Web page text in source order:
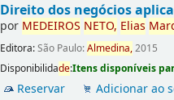
Direito dos negócios
por MEDEIROS NETO, Elias
Editora:São Paulo:Almedina,2015
Disponibilidade:Itens disponíveis
Reservar Adicionar ao